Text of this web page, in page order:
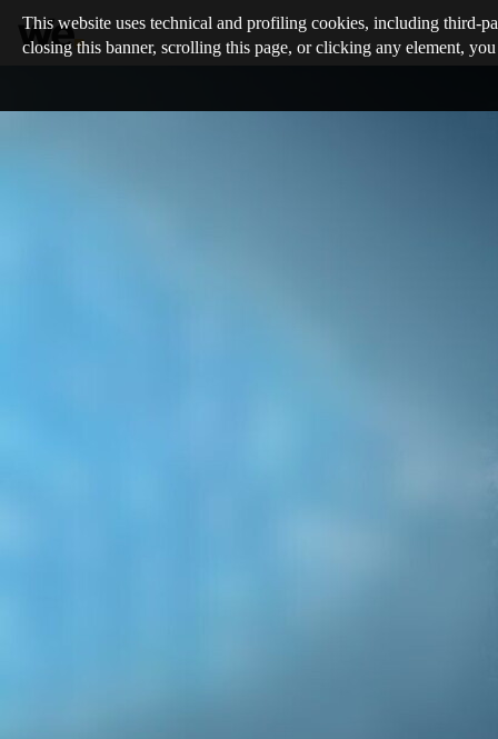
This website uses technical and profiling cookies, including third-
closing this banner, scrolling this page, or clicking any element,